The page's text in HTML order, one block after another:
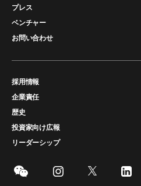
プレス
ベンチャー
お問い合わせ
採用情報
企業責任
歴史
投資家向け広報
リーダーシップ